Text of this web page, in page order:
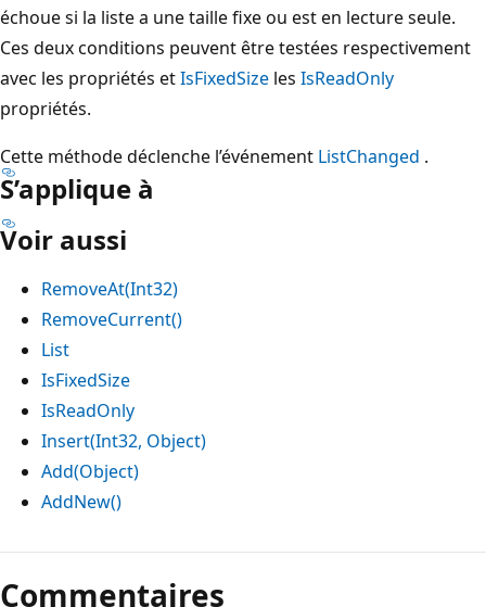
échoue si la liste a une taille fixe ou est en lecture seule.
Ces deux conditions peuvent être testées respectivement
avec les propriétés etIsFixedSize les IsReadOnly
propriétés.
Cette méthode déclenche l’événement ListChanged .
S’applique à
Voir aussi
RemoveAt(Int32)
RemoveCurrent()
List
IsFixedSize
IsReadOnly
Insert(Int32, Object)
Add(Object)
AddNew()
Mode
lecture
Commentaires